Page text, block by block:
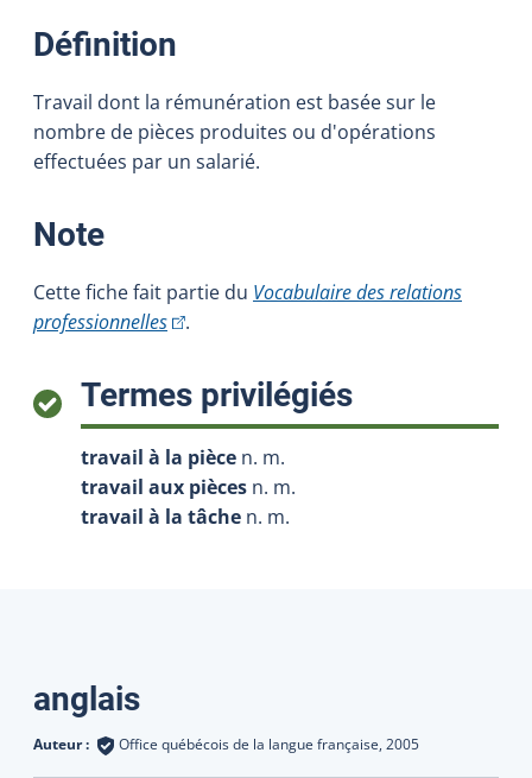
Définition
Travail dont la rémunération est basée sur le
nombre de pièces produites ou d'opérations
effectuées par un salarié.
Note:
Cette fiche fait partie du Vocabulaire des relations
professionnelles(Cet hyperlien externe s'ouvrira dans une
.
Termes privilégiés:
travail à la pièce n. m.
travail aux pièces n. m.
travail à la tâche n. m.
Traductions
anglais
Auteur : Office québécois de la langue française, 2005